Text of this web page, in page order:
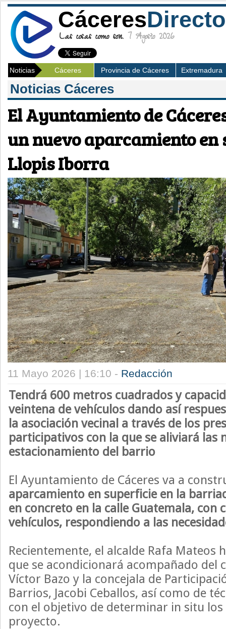
CáceresDirecto
Las cosas como son. 7 Agosto 2026
Noticias Cáceres Provincia de Cáceres Extremadura
Noticias Cáceres
El Ayuntamiento de
un nuevo aparcamiento en
Llopis Iborra
11 Mayo 2026 | 16:10 - Redacción
Tendrá 600 metros cuadrados y
veintena de vehículos dando así
la asociación vecinal a través de los
participativos con la que se aliviará las
estacionamiento del barrio
El Ayuntamiento de Cáceres va a
aparcamiento en superficie en la
en concreto en la calle Guatemala, con
vehículos, respondiendo a las
Recientemente, el alcalde Rafa Mateos
que se acondicionará acompañado del
Víctor Bazo y la concejala de
Barrios, Jacobi Ceballos, así como de
con el objetivo de determinar in situ
proyecto.